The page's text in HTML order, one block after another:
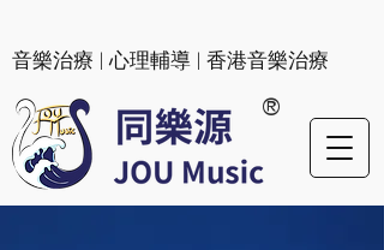
®
​音樂治療 | 心理輔導 | 香港音樂治療